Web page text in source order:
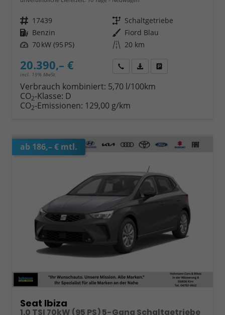
Fahrzeugnr. 17439 Getriebe Schaltgetriebe
Kraftstoff Benzin Außenfarbe Fiord Blau
Leistung 70 kW (95 PS) Kilometerstand 20 km
20.390,– €
incl. 19% MwSt.
Wir rufen Sie anFahrzeugexposé (PDF)
Verbrauch kombiniert: 5,70 l/100km
CO2-Klasse: D
CO2-Emissionen: 129,00 g/km
ab 186,– € mtl.
Seat Ibiza
1.0 TSI 70kW (95 PS) 5-Gang Schaltgetriebe